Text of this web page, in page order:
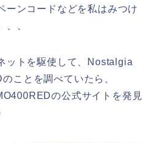
ーンコードなどを私はみつけ
、、
ットを駆使して、Nostalgia
ことを調べていたら、
の公式サイトを発見